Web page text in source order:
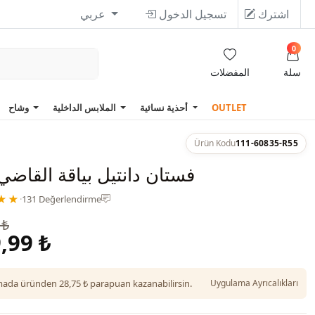
تسجيل الدخول اشترك
المفضلات سلة
0
OUTLET
Ürün Kodu111-60835-R55
فستان دانتيل بياقة
·131 Değerlendirme
₺
üründen 28,75 ₺ parapuan kazanabilirsin. Uygulama Ayrıcalıkları